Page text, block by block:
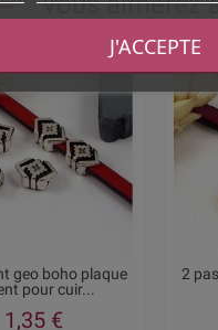
geo boho plaque
pour cuir...
1,35 €
2
J'ACCEPTE